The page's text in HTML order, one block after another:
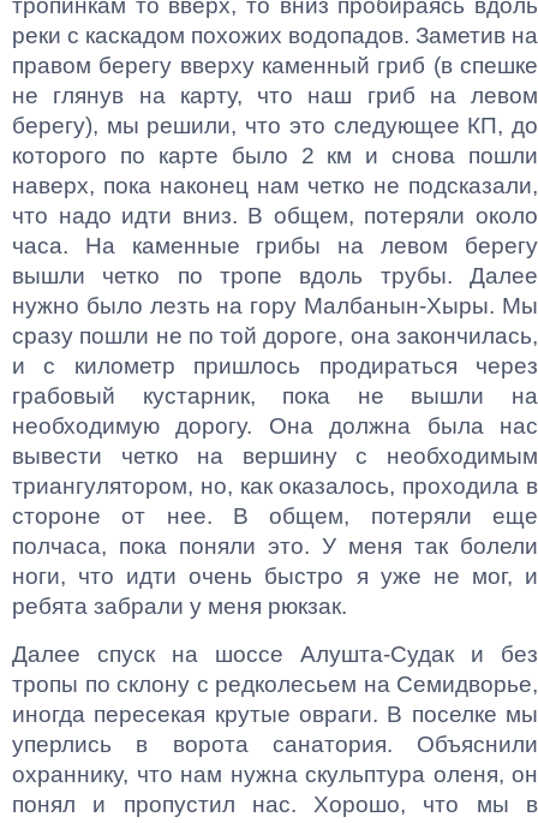
тропинкам то вверх, то вниз пробираясь вдоль
реки с каскадом похожих водопадов. Заметив на
правом берегу вверху каменный гриб (в спешке
не глянув на карту, что наш гриб на левом
берегу), мы решили, что это следующее КП, до
которого по карте было 2 км и снова пошли
наверх, пока наконец нам четко не подсказали,
что надо идти вниз. В общем, потеряли около
часа. На каменные грибы на левом берегу
вышли четко по тропе вдоль трубы. Далее
нужно было лезть на гору Малбанын-Хыры. Мы
сразу пошли не по той дороге, она закончилась,
и с километр пришлось продираться через
грабовый кустарник, пока не вышли на
необходимую дорогу. Она должна была нас
вывести четко на вершину с необходимым
триангулятором, но, как оказалось, проходила в
стороне от нее. В общем, потеряли еще
полчаса, пока поняли это. У меня так болели
ноги, что идти очень быстро я уже не мог, и
ребята забрали у меня рюкзак.
Далее спуск на шоссе Алушта-Судак и без
тропы по склону с редколесьем на Семидворье,
иногда пересекая крутые овраги. В поселке мы
уперлись в ворота санатория. Объяснили
охраннику, что нам нужна скульптура оленя, он
понял и пропустил нас. Хорошо, что мы в